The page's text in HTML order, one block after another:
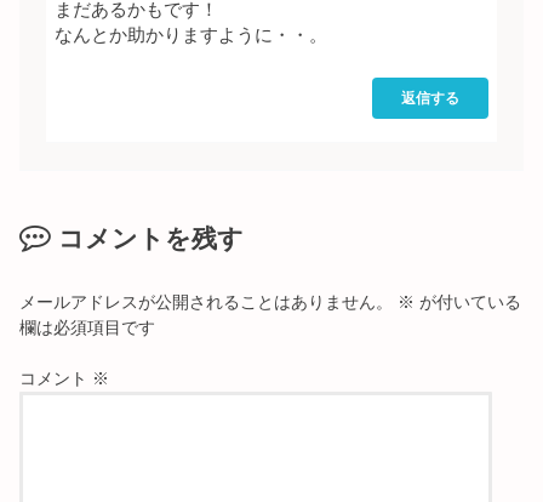
まだあるかもです！
なんとか助かりますように・・。
返信する
コメントを残す
メールアドレスが公開されることはありません。 ※ が付いている
欄は必須項目です
コメント ※